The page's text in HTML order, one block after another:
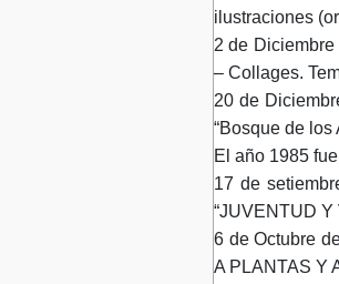
ilustraciones
2 de
– Collages.
20 de
“Bosque de los
El año 1985
17 de
“JUVENTUD Y
6 de Octubre
A PLANTAS Y